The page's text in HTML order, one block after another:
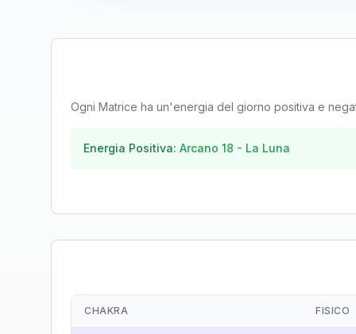
Ogni Matrice ha un'energia del giorno positiva e
Energia Positiva: Arcano 18 - La Luna
CHAKRA FISICO